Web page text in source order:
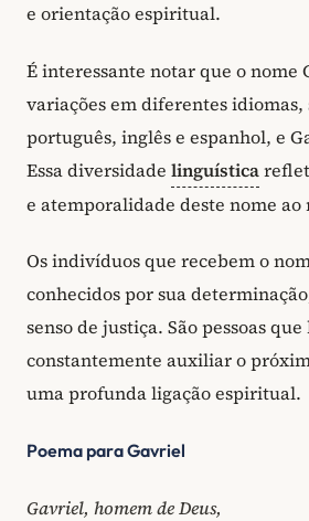
e orientação espiritual.
É interessante notar que o nome
variações em diferentes
português, inglês e espanhol, e
Essa diversidade linguística
e atemporalidade deste nome
Os indivíduos que recebem o
conhecidos por sua
senso de justiça. São pessoas
constantemente auxiliar o
uma profunda ligação espiritual.
Poema para Gavriel
Gavriel, homem de Deus,